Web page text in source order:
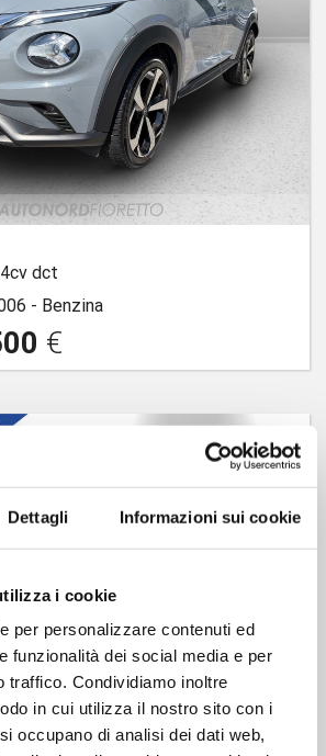
Dettagli Informazioni sui cookie
i cookie
per personalizzare contenuti ed
funzionalità dei social media e per
traffico. Condividiamo inoltre
in cui utilizza il nostro sito con i
occupano di analisi dei dati web,
dct
- Benzina
€